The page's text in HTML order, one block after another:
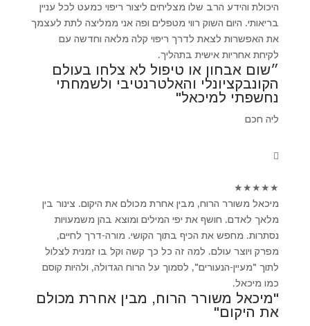
היכולת והידע הרב שלו מצליחים ליצור ריפוי כמעט לכל עניין
בריאותי. היום השוק רווי מטפלים ופה אני ממליצה לתת לעצמך
את האפשרות לצאת לדרך ריפוי קלה מלאה וחדשה עם
לקיחת אחריות אישית בתהליך.
״שום אבחון או טיפול לא צלחו בעולם
הקונבקציונלי והאלטרנטיבי ולשמחתי
נחשפתי למיכאל"
ליה חכם
★
★
★
★
★
מיכאל משורר הרוח, מבין אחרת מכולם את היקום. צינור בין
מלאך לאדם. חושף את יפי המילים ומוצא בהן משמעויות
נסתרות. מחפש את הכיף בתוך הקושי. מורה-דרך לחיים,
מפרק ויוצר עולם. למה זה כל כך קשה וקל בו זמנית לצלול
לתוך "מעיין-הנעורים", לסמוך על הרוח הגדולה, ולהיות קוסם
כמו מיכאל.
"מיכאל משורר הרוח, מבין אחרת מכולם
את היקום"